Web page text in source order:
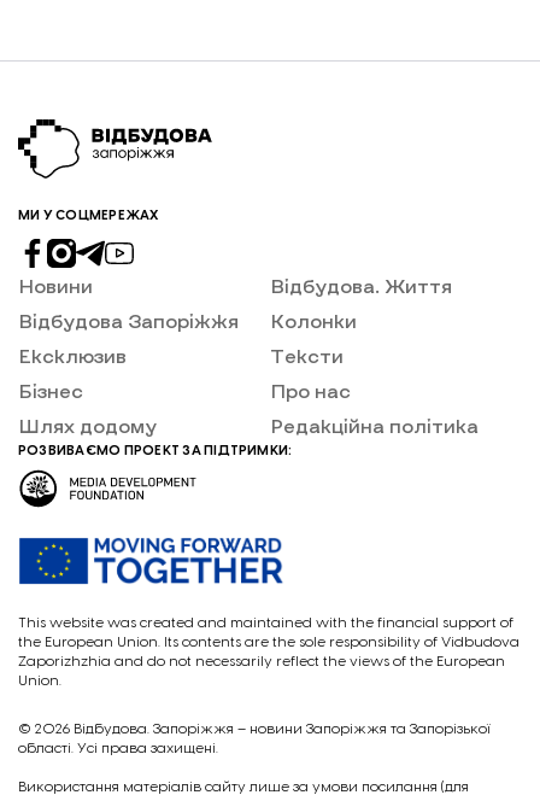
МИ У СОЦМЕРЕЖАХ
Новини
Відбудова Запоріжжя
Ексклюзив
Бізнес
Шлях додому
Відбудова. Життя
Колонки
Тексти
Про нас
Редакційна політика
РОЗВИВАЄМО ПРОЕКТ ЗА ПІДТРИМКИ:
This website was created and maintained with the financial support of
the European Union. Its contents are the sole responsibility of Vidbudova
Zaporizhzhia and do not necessarily reflect the views of the European
Union.
© 2026 Відбудова. Запоріжжя – новини Запоріжжя та Запорізької
області. Усі права захищені.
Викориcтання матеріалів сайту лише за умови посилання (для